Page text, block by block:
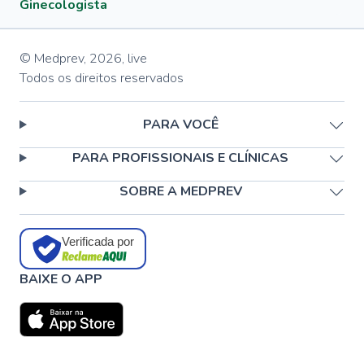
Ginecologista
© Medprev, 2026, live
Todos os direitos reservados
PARA VOCÊ
PARA PROFISSIONAIS E CLÍNICAS
SOBRE A MEDPREV
Verificada por
BAIXE O APP